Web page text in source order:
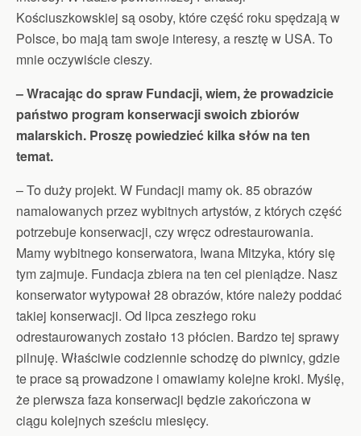
Kościuszkowskiej są osoby, które część roku spędzają w
Polsce, bo mają tam swoje interesy, a resztę w USA. To
mnie oczywiście cieszy.
– Wracając do spraw Fundacji, wiem, że prowadzicie
państwo program konserwacji swoich zbiorów
malarskich. Proszę powiedzieć kilka słów na ten
temat.
– To duży projekt. W Fundacji mamy ok. 85 obrazów
namalowanych przez wybitnych artystów, z których część
potrzebuje konserwacji, czy wręcz odrestaurowania.
Mamy wybitnego konserwatora, Iwana Mitzyka, który się
tym zajmuje. Fundacja zbiera na ten cel pieniądze. Nasz
konserwator wytypował 28 obrazów, które należy poddać
takiej konserwacji. Od lipca zeszłego roku
odrestaurowanych zostało 13 płócien. Bardzo tej sprawy
pilnuję. Właściwie codziennie schodzę do piwnicy, gdzie
te prace są prowadzone i omawiamy kolejne kroki. Myślę,
że pierwsza faza konserwacji będzie zakończona w
ciągu kolejnych sześciu miesięcy.